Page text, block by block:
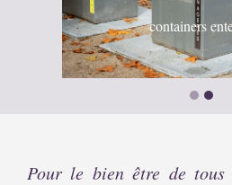
containers
Pour le bien être de